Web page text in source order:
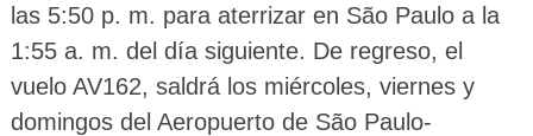
las 5:50 p. m. para aterrizar en São Paulo a la
1:55 a. m. del día siguiente. De regreso, el
vuelo AV162, saldrá los miércoles, viernes y
domingos del Aeropuerto de São Paulo-